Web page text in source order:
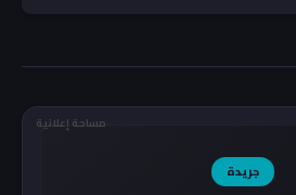
مساحة إعلانية
جريدة